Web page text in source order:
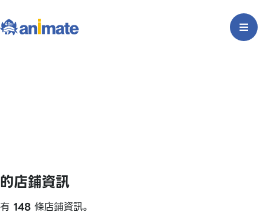
的店鋪資訊
有 148 條店鋪資訊。